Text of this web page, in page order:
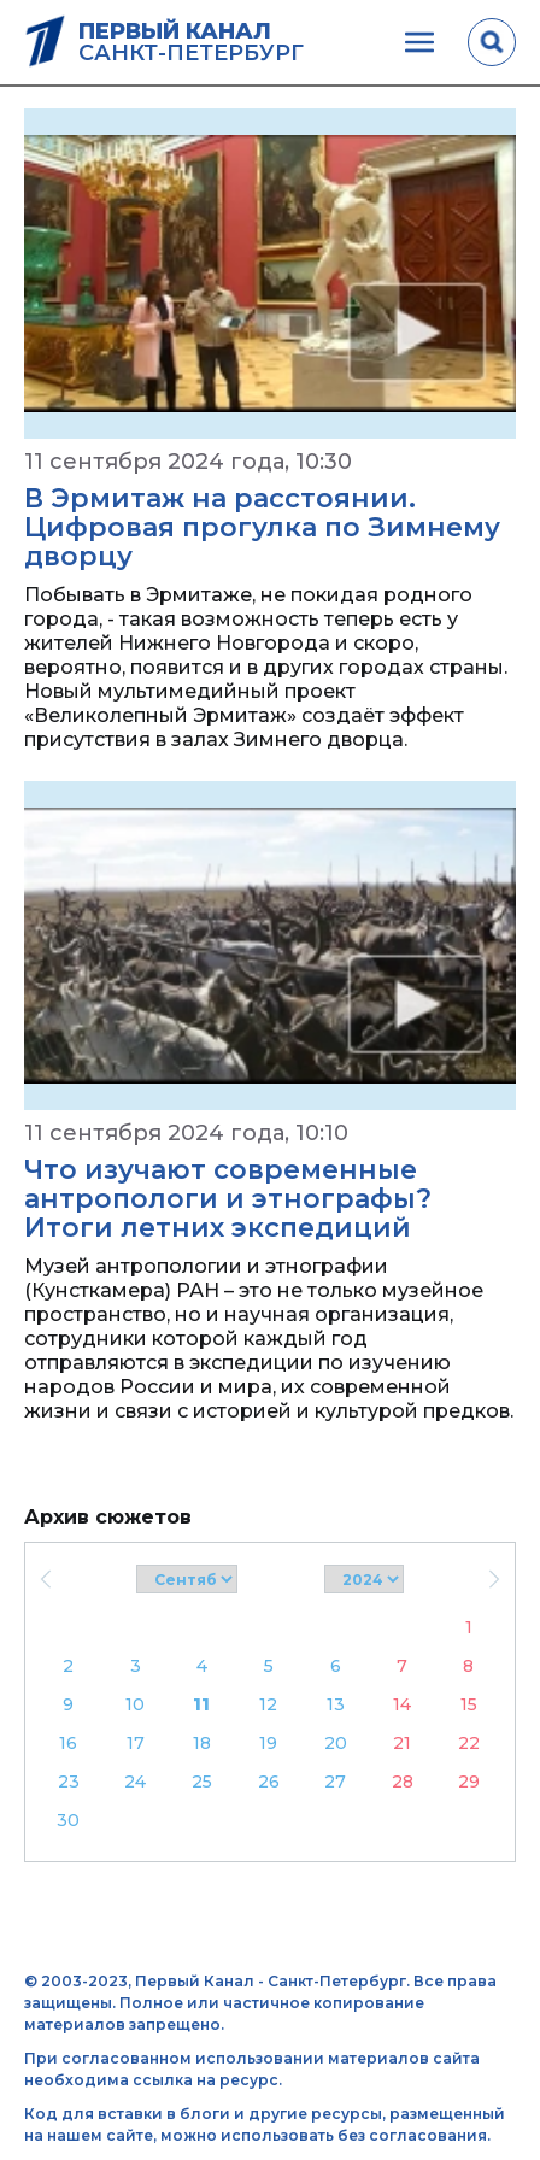
ПЕРВЫЙ КАНАЛ
САНКТ-ПЕТЕРБУРГ
11 сентября 2024 года, 10:30
В Эрмитаж на расстоянии.
Цифровая прогулка по Зимнему
дворцу
Побывать в Эрмитаже, не покидая родного
города, - такая возможность теперь есть у
жителей Нижнего Новгорода и скоро,
вероятно, появится и в других городах страны.
Новый мультимедийный проект
«Великолепный Эрмитаж» создаёт эффект
присутствия в залах Зимнего дворца.
11 сентября 2024 года, 10:10
Что изучают современные
антропологи и этнографы?
Итоги летних экспедиций
Музей антропологии и этнографии
(Кунсткамера) РАН – это не только музейное
пространство, но и научная организация,
сотрудники которой каждый год
отправляются в экспедиции по изучению
народов России и мира, их современной
жизни и связи с историей и культурой предков.
Архив сюжетов
1
2
3 4 5 6 7
8
9
10 11 12 13 14
15
16
17 18 19 20 21
22
23
24 25 26 27 28
29
30
© 2003-2023, Первый Канал - Санкт-Петербург. Все права
защищены. Полное или частичное копирование
материалов запрещено.
При согласованном использовании материалов сайта
необходима ссылка на ресурс.
Код для вставки в блоги и другие ресурсы, размещенный
на нашем сайте, можно использовать без согласования.